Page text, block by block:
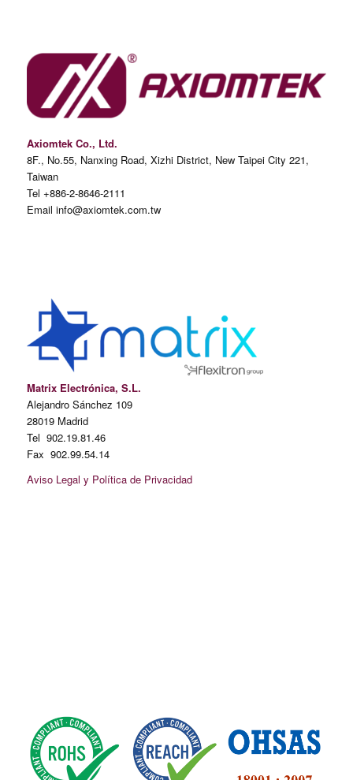
Axiomtek Co., Ltd.
8F., No.55, Nanxing Road, Xizhi District, New Taipei City 221,
Taiwan
Tel +886-2-8646-2111
Email info@axiomtek.com.tw
Matrix Electrónica, S.L.
Alejandro Sánchez 109
28019 Madrid
Tel 902.19.81.46
Fax 902.99.54.14
Aviso Legal y Política de Privacidad